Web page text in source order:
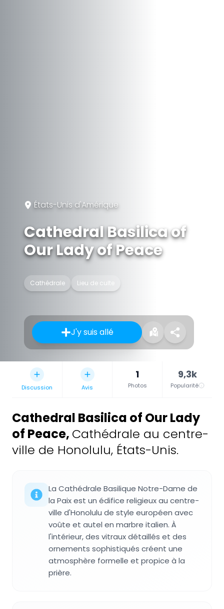
États-Unis d'Amérique
Cathedral Basilica of
Our Lady of Peace
Cathédrale Lieu de culte
J'y suis allé
Discussion Avis
1
Photos
9,3k
Popularité
Cathedral Basilica of Our Lady
of Peace, Cathédrale au centre-
ville de Honolulu, États-Unis.
La Cathédrale Basilique Notre-Dame de
la Paix est un édifice religieux au centre-
ville d'Honolulu de style européen avec
voûte et autel en marbre italien. À
l'intérieur, des vitraux détaillés et des
ornements sophistiqués créent une
atmosphère formelle et propice à la
prière.